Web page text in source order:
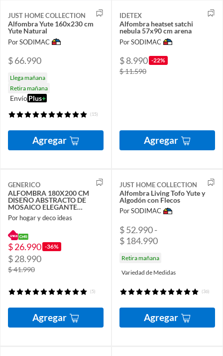
JUST HOME COLLECTION
Alfombra Yute 160x230 cm
Yute Natural
Por SODIMAC
$ 66.990
Llega mañana
Retira mañana
EnvíoPlus+
(15)
Agregar
IDETEX
Alfombra heatset satchi
nebula 57x90 cm arena
Por SODIMAC
$ 8.990 -22%
$ 11.590
Agregar
GENERICO
ALFOMBRA 180X200 CM
DISEÑO ABSTRACTO DE
MOSAICO ELEGANTE
MODERNA DECORATIVA
DCOIDEA
Por hogar y deco ideas
$ 26.990 -36%
$ 28.990
$ 41.990
(5)
Agregar
JUST HOME COLLECTION
Alfombra Living Tofo Yute y
Algodón con Flecos
Por SODIMAC
$ 52.990 -
$ 184.990
Retira mañana
Variedad de Medidas
(36)
Agregar